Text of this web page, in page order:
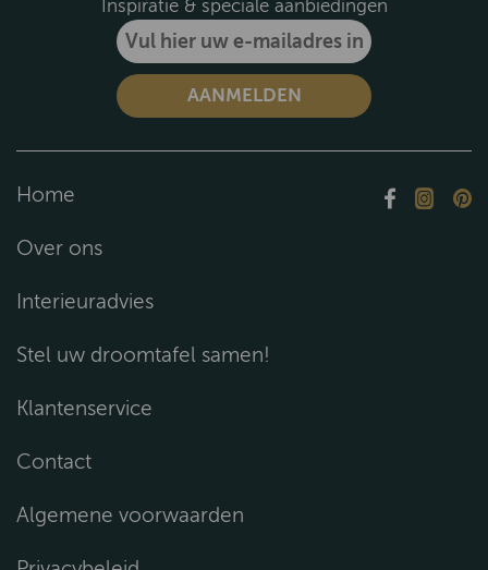
Inspiratie & speciale aanbiedingen
Home
Over ons
Interieuradvies
Stel uw droomtafel samen!
Klantenservice
Contact
Algemene voorwaarden